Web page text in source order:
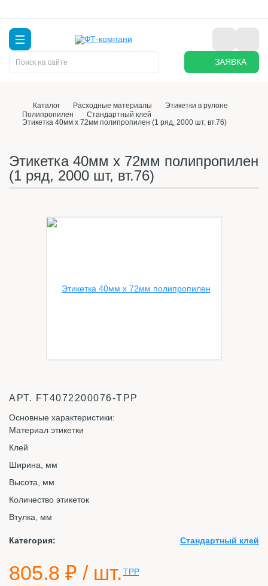
ЗАЯВКА
Каталог Расходные материалы
Этикетки в рулоне
Полипропилен
Стандартный клей
Этикетка 40мм х 72мм полипропилен (1 ряд, 2000 шт, вт.76)
Этикетка 40мм х 72мм полипропилен
(1 ряд, 2000 шт, вт.76)
АРТ. FT4072200076-TPP
Основные характеристики:
Материал этикетки
Клей
Ширина, мм
Высота, мм
Количество этикеток
Втулка, мм
Категория: Стандартный клей
805.8 ₽ / шт.